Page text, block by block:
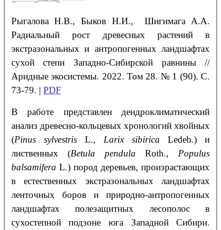
РыгаловаН.В., Быков Н.И., ШигимагаА.А.
Радиальный рост древесных растений в
экстразональных и антропогенных ландшафтах
сухой степи Западно-Сибирской равнины//
Аридные экосистемы. 2022. Том 28. № 1 (90). С.
73-79. | PDF
В работе представлен дендроклиматический
анализ древесно-кольцевых хронологий хвойных
(Pinus sylvestrisL.,Larix sibiricaLedeb.) и
лиственных (Betula pendula Roth.,Populus
balsamifera L.) пород деревьев, произрастающих
в естественных экстразональных ландшафтах
ленточных боров и природно-антропогенных
ландшафтах полезащитных лесополос в
сухостепной подзоне юга Западной Сибири.